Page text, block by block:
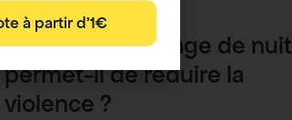
Société
Analyse : l’éclairage de nuit
permet-il de réduire la
violence ?
à partir d'1€